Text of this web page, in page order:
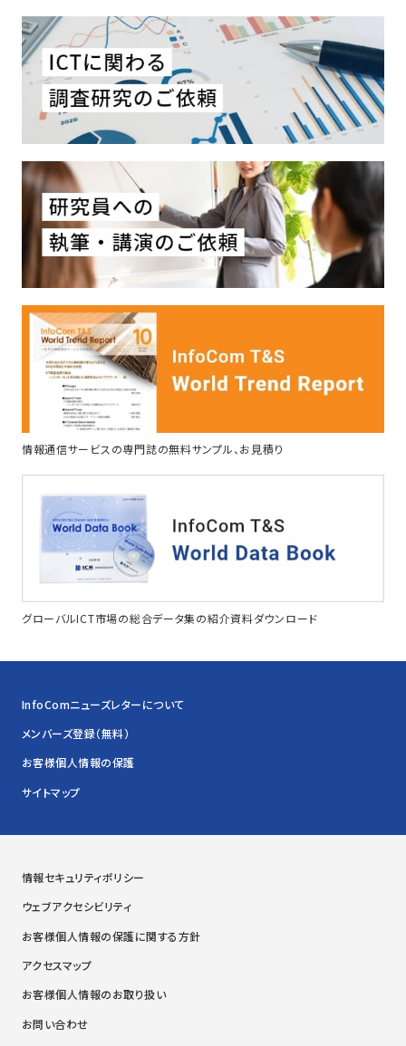
情報通信サービスの専門誌の無料サンプル、お見積り
グローバルICT市場の総合データ集の紹介資料ダウンロード
InfoComニューズレターについて
メンバーズ登録（無料）
お客様個人情報の保護
サイトマップ
情報セキュリティポリシー
ウェブアクセシビリティ
お客様個人情報の保護に関する方針
アクセスマップ
お客様個人情報のお取り扱い
お問い合わせ